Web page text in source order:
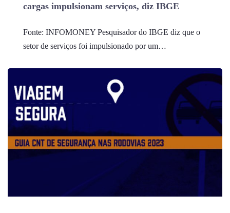
cargas impulsionam serviços, diz IBGE
Fonte: INFOMONEY Pesquisador do IBGE diz que o
setor de serviços foi impulsionado por um…